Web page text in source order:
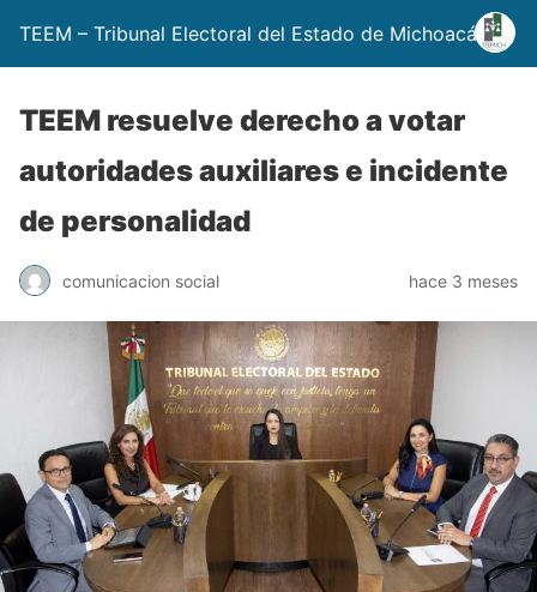
TEEM – Tribunal Electoral del Estado de Michoacán
TEEM resuelve derecho a votar
autoridades auxiliares e incidente
de personalidad
comunicacion social hace 3 meses